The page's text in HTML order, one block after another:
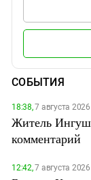
СОБЫТИЯ
18:38,7 августа 2026
Житель
комментарий
12:42,7 августа 2026